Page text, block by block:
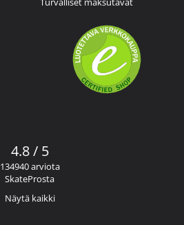
4.8 / 5
134940 arviota
SkateProsta
Näytä kaikki